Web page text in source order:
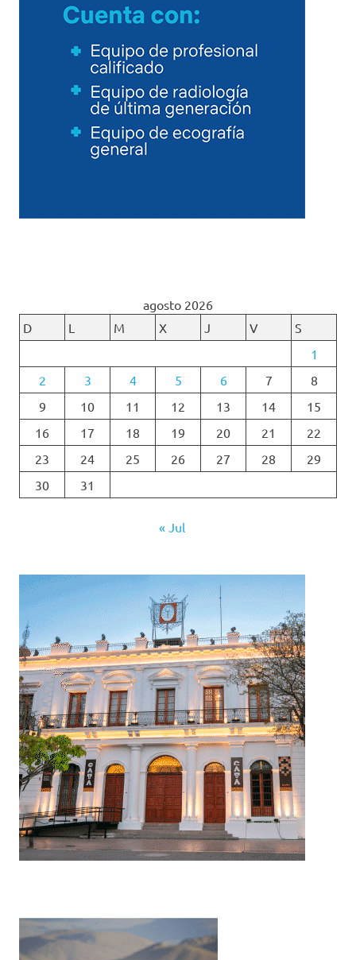
agosto 2026
D
L M X J V
S
1
2
3 4 5 6 7
8
9
10 11 12 13 14
15
16
17 18 19 20 21
22
23
24 25 26 27 28
29
30
31
« Jul